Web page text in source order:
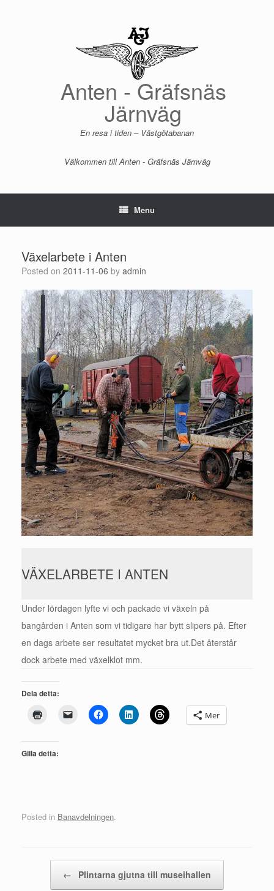
Anten - Gräfsnäs
Järnväg
En resa i tiden – Västgötabanan
Välkommen till Anten - Gräfsnäs Järnväg
Menu
Växelarbete i Anten
Posted on 2011-11-06 by admin
VÄXELARBETE I ANTEN
Under lördagen lyfte vi och packade vi växeln på
bangården i Anten som vi tidigare har bytt slipers på. Efter
en dags arbete ser resultatet mycket bra ut.Det återstår
dock arbete med växelklot mm.
Dela detta:
Mer
Gilla detta:
Posted in Banavdelningen.
← Plintarna gjutna till museihallen